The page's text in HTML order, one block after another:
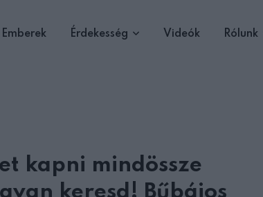
Emberek Érdekesség Videók Rólunk
kapni mindössze